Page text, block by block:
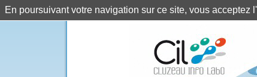
En poursuivant votre navigation sur ce site, vous